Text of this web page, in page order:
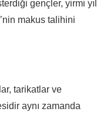
gençler, yirmi yıl
makus talihini
tarikatlar ve
aynı zamanda